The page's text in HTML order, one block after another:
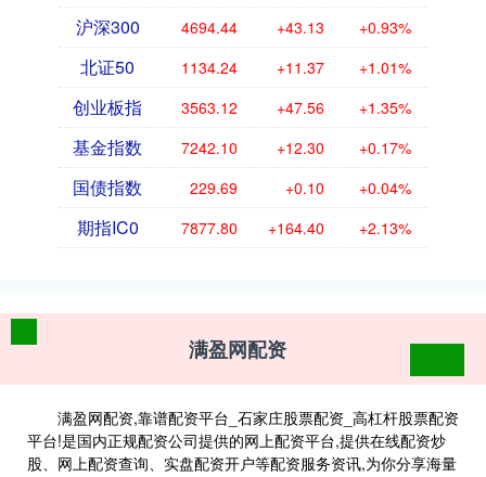
沪深300 4694.44 +43.13 +0.93%
北证50 1134.24 +11.37 +1.01%
创业板指 3563.12 +47.56 +1.35%
基金指数 7242.10 +12.30 +0.17%
国债指数 229.69 +0.10 +0.04%
期指IC0 7877.80 +164.40 +2.13%
满盈网配资
满盈网配资,靠谱配资平台_石家庄股票配资_高杠杆股票配资
平台!是国内正规配资公司提供的网上配资平台,提供在线配资炒
股、网上配资查询、实盘配资开户等配资服务资讯,为你分享海量